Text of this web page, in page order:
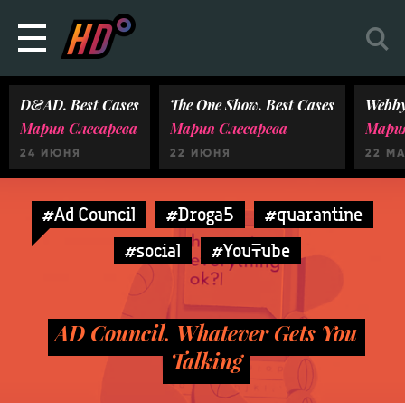
D&AD. Best Cases
Мария Слесарева
24 ИЮНЯ
The One Show. Best Cases
Мария Слесарева
22 ИЮНЯ 22
#Ad Council #Droga5
#quarantine
#social
#YouTube
AD Council. Whatever Gets You
Talking